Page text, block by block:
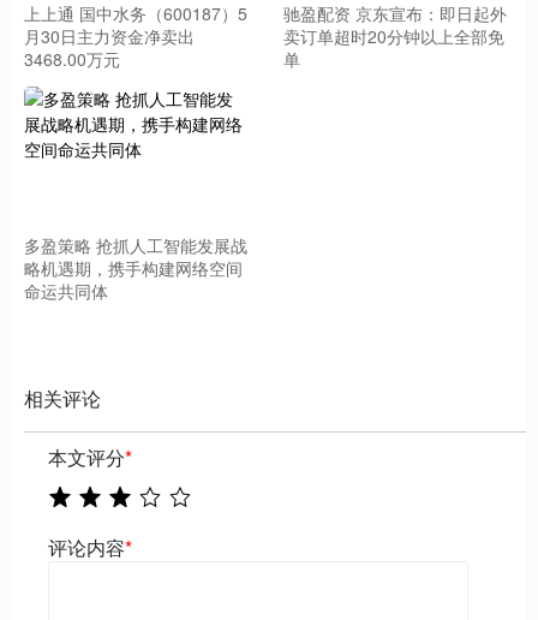
上上通 国中水务（600187）5
月30日主力资金净卖出
3468.00万元
驰盈配资 京东宣布：即日起外
卖订单超时20分钟以上全部免
单
多盈策略 抢抓人工智能发展战
略机遇期，携手构建网络空间
命运共同体
相关评论
本文评分*
评论内容*